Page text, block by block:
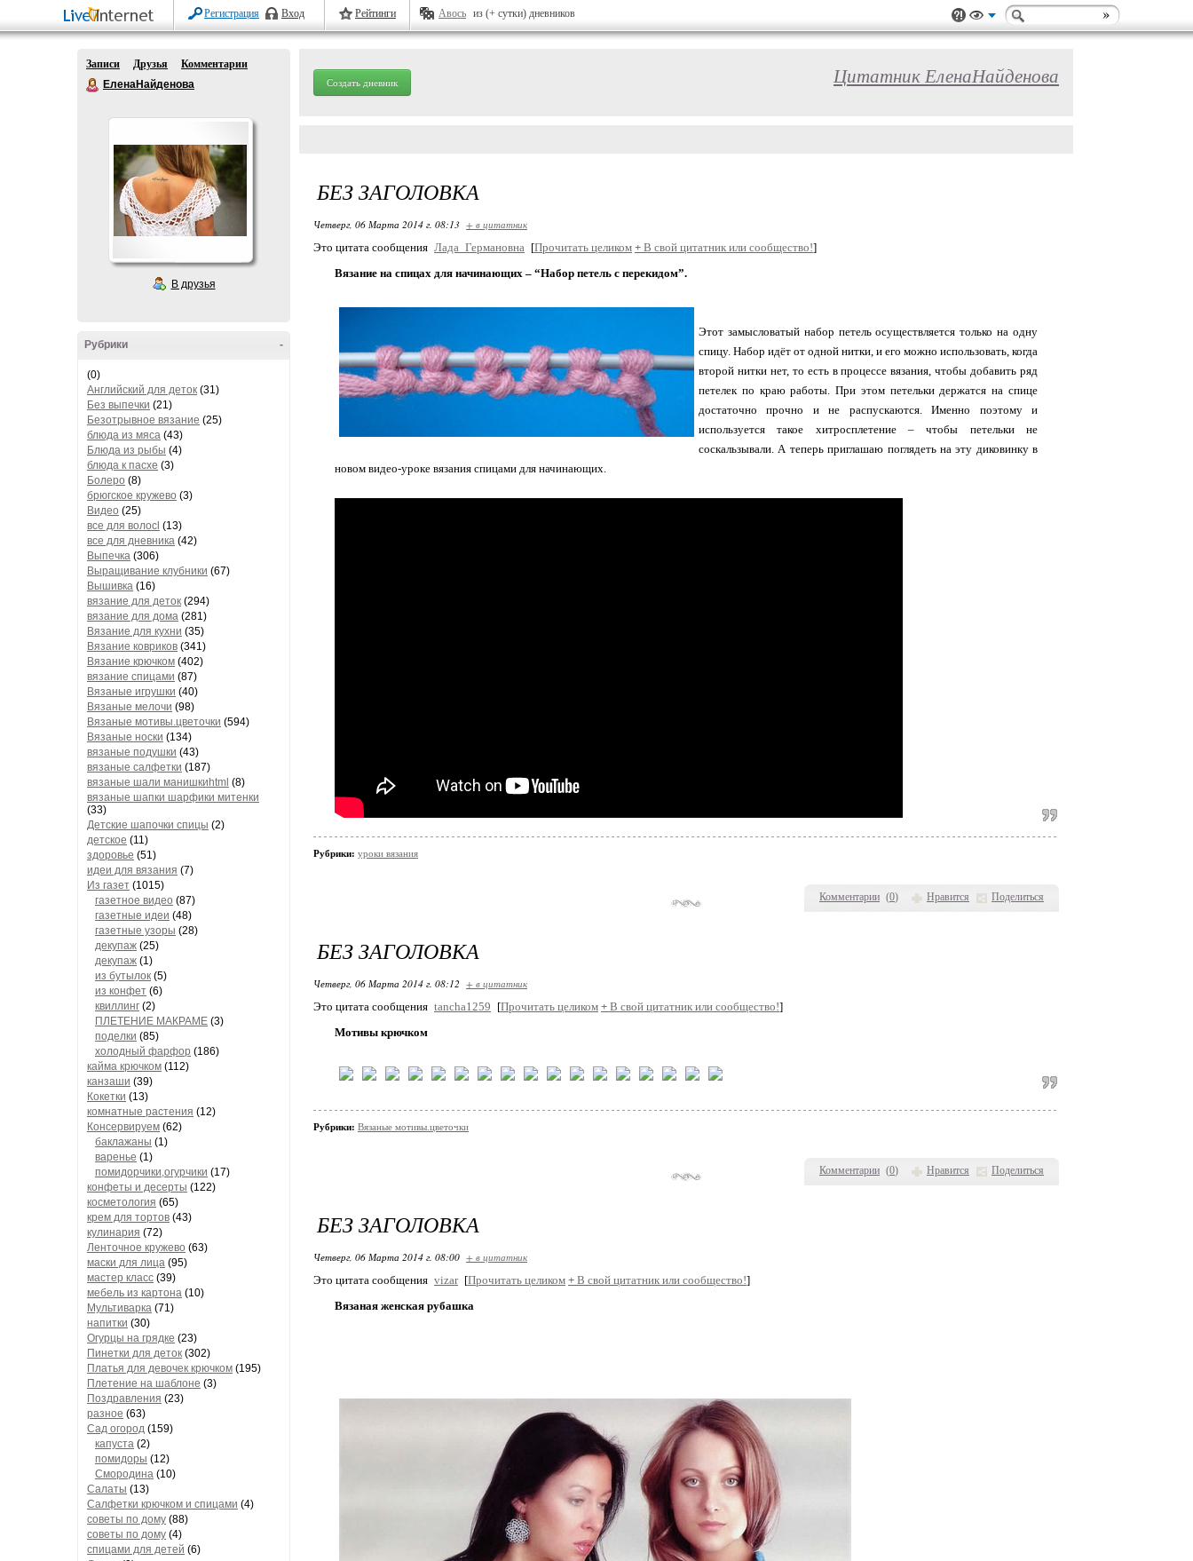
Регистрация Вход Рейтинги Авось из (+ сутки) дневников
Записи Друзья
Комментарии
ЕленаНайденова
В друзья
-
Рубрики
(0)
Английский для деток (31)
Без выпечки (21)
Безотрывное вязание (25)
блюда из мяса (43)
Блюда из рыбы (4)
блюда к пасхе (3)
Болеро (8)
брюгское кружево (3)
Видео (25)
все для волосl (13)
все для дневника (42)
Выпечка (306)
Выращивание клубники (67)
Вышивка (16)
вязание для деток (294)
вязание для дома (281)
Вязание для кухни (35)
Вязание ковриков (341)
Вязание крючком (402)
вязание спицами (87)
Вязаные игрушки (40)
Вязаные мелочи (98)
Вязаные мотивы.цветочки (594)
Вязаные носки (134)
вязаные подушки (43)
вязаные салфетки (187)
вязаные шали манишкиhtml (8)
вязаные шапки шарфики митенки
(33)
Детские шапочки спицы (2)
детское (11)
здоровье (51)
идеи для вязания (7)
Из газет (1015)
газетное видео (87)
газетные идеи (48)
газетные узоры (28)
декупаж (25)
декупаж (1)
из бутылок (5)
из конфет (6)
квиллинг (2)
ПЛЕТЕНИЕ МАКРАМЕ (3)
поделки (85)
холодный фарфор (186)
кайма крючком (112)
канзаши (39)
Кокетки (13)
комнатные растения (12)
Консервируем (62)
баклажаны (1)
варенье (1)
помидорчики,огурчики (17)
конфеты и десерты (122)
косметология (65)
крем для тортов (43)
кулинария (72)
Ленточное кружево (63)
маски для лица (95)
мастер класс (39)
мебель из картона (10)
Мультиварка (71)
напитки (30)
Огурцы на грядке (23)
Пинетки для деток (302)
Платья для девочек крючком (195)
Плетение на шаблоне (3)
Поздравления (23)
разное (63)
Сад огород (159)
капуста (2)
помидоры (12)
Смородина (10)
Салаты (13)
Салфетки крючком и спицами (4)
советы по дому (88)
советы по дому (4)
спицами для детей (6)
Создать дневник Цитатник ЕленаНайденова
Комментарии (0) Нравится Поделиться
БЕЗ ЗАГОЛОВКА
Четверг, 06 Марта 2014 г. 08:13 + в цитатник
Это цитата сообщения Лада_Германовна [Прочитать целиком + В свой цитатник или сообщество!]
Вязание на спицах для начинающих – “Набор петель с перекидом”.
Этот замысловатый набор петель осуществляется только на одну
спицу. Набор идёт от одной нитки, и его можно использовать, когда
второй нитки нет, то есть в процессе вязания, чтобы добавить ряд
петелек по краю работы. При этом петельки держатся на спице
достаточно прочно и не распускаются. Именно поэтому и
используется такое хитросплетение – чтобы петельки не
соскальзывали. А теперь приглашаю поглядеть на эту диковинку в
новом видео-уроке вязания спицами для начинающих.
Рубрики: уроки вязания
Комментарии (0) Нравится Поделиться
БЕЗ ЗАГОЛОВКА
Четверг, 06 Марта 2014 г. 08:12 + в цитатник
Это цитата сообщения tancha1259 [Прочитать целиком + В свой цитатник или сообщество!]
Мотивы крючком
Рубрики: Вязаные мотивы.цветочки
БЕЗ ЗАГОЛОВКА
Четверг, 06 Марта 2014 г. 08:00 + в цитатник
Это цитата сообщения vizar [Прочитать целиком + В свой цитатник или сообщество!]
Вязаная женская рубашка